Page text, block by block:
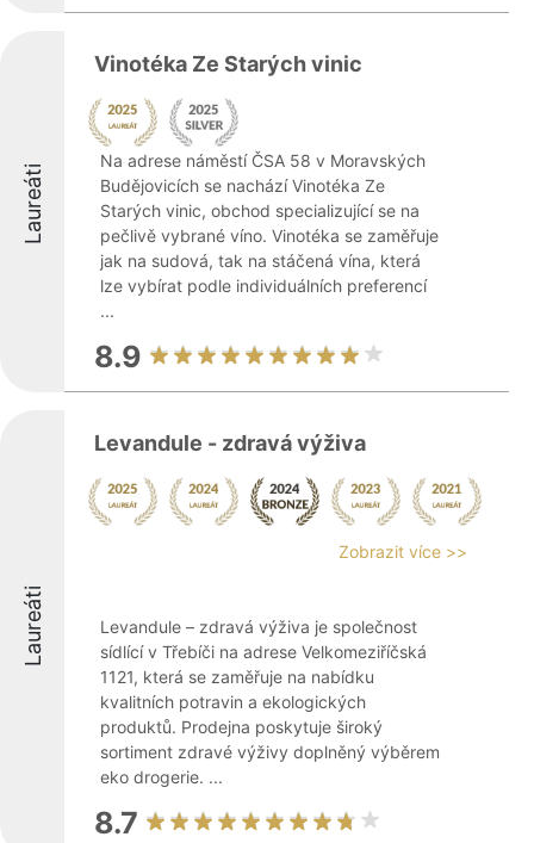
Laureáti
Vinotéka Ze Starých vinic
Na adrese náměstí ČSA 58 v Moravských
Budějovicích se nachází Vinotéka Ze
Starých vinic, obchod specializující se na
pečlivě vybrané víno. Vinotéka se zaměřuje
jak na sudová, tak na stáčená vína, která
lze vybírat podle individuálních preferencí
...
8.9
Laureáti
Levandule - zdravá výživa
Zobrazit více >>
Levandule – zdravá výživa je společnost
sídlící v Třebíči na adrese Velkomeziříčská
1121, která se zaměřuje na nabídku
kvalitních potravin a ekologických
produktů. Prodejna poskytuje široký
sortiment zdravé výživy doplněný výběrem
eko drogerie. ...
8.7